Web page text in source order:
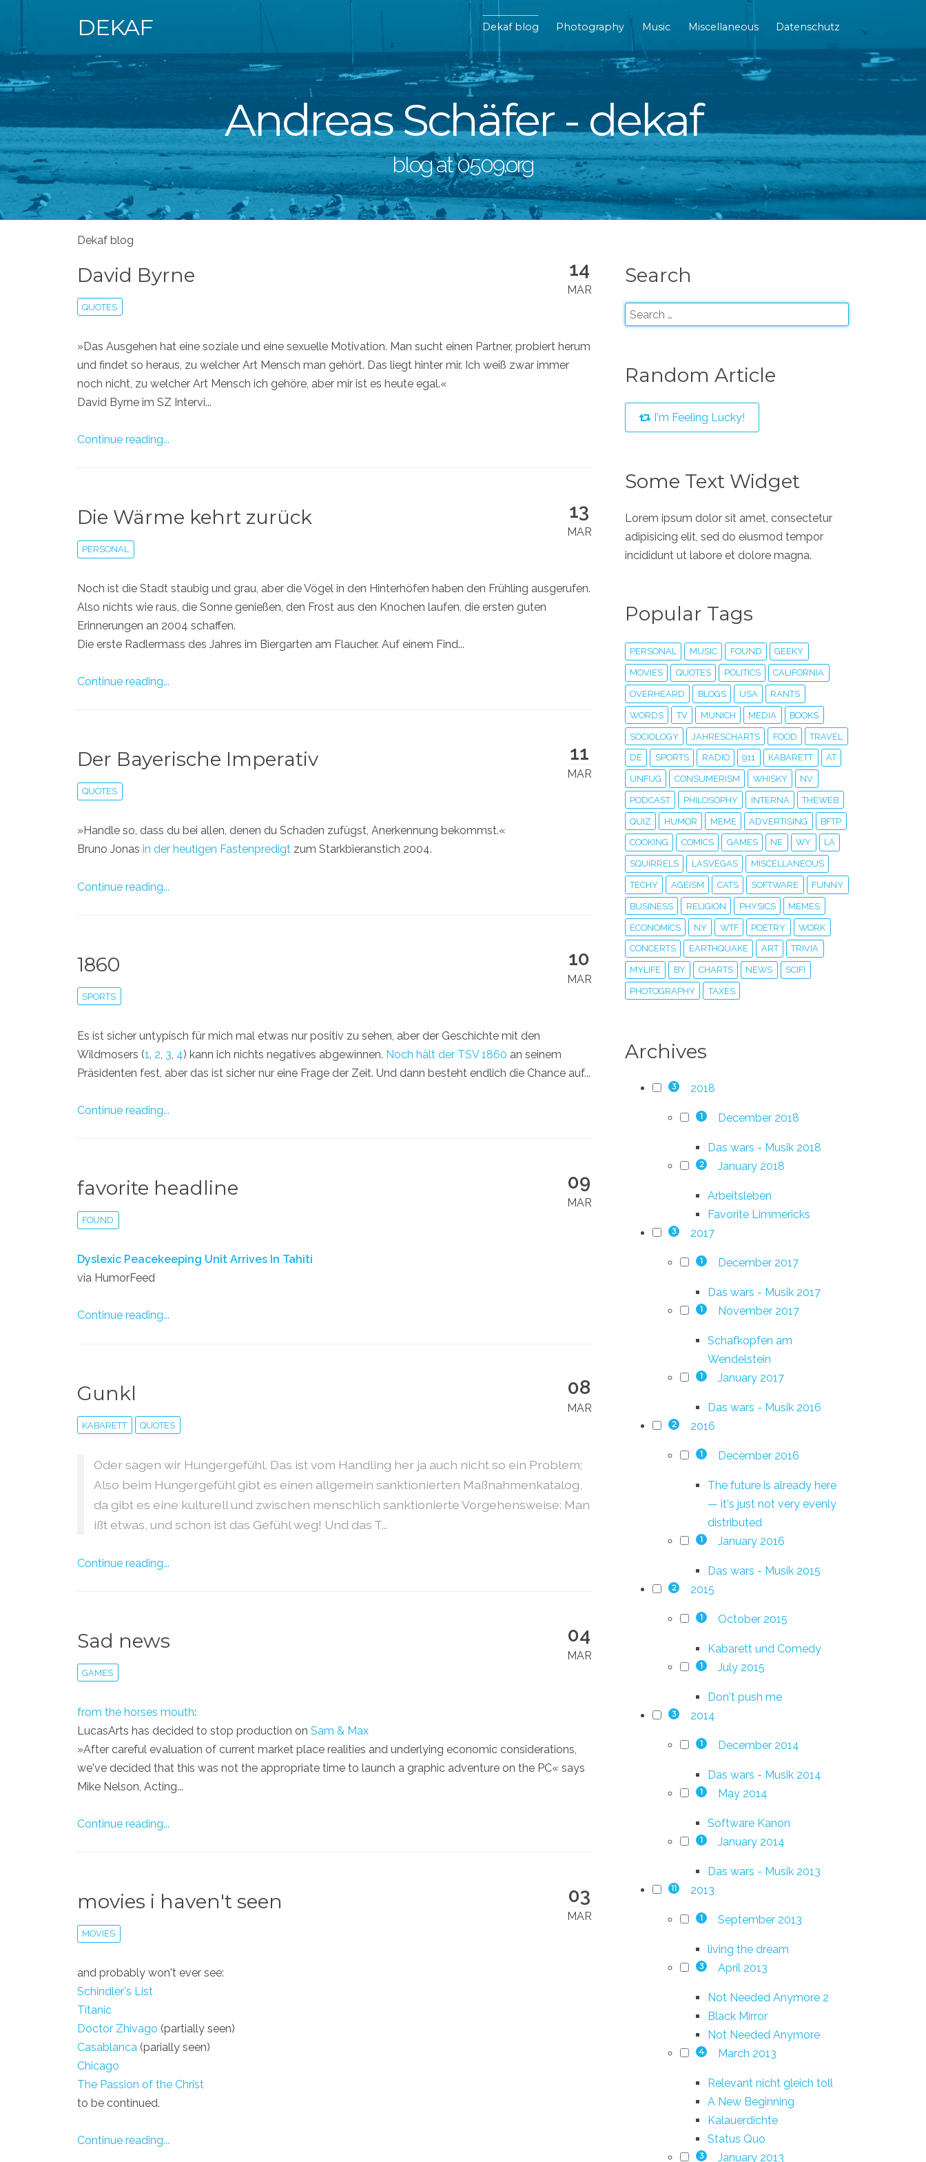
DEKAF Dekaf blog Photography Music Miscellaneous Datenschutz
Andreas Schäfer - dekaf
blog at 0509.org
Dekaf blog
14
MAR
David Byrne
QUOTES
»Das Ausgehen hat eine soziale und eine sexuelle Motivation. Man sucht einen Partner, probiert herum
und findet so heraus, zu welcher Art Mensch man gehört. Das liegt hinter mir. Ich weiß zwar immer
noch nicht, zu welcher Art Mensch ich gehöre, aber mir ist es heute egal.«
David Byrne im SZ Intervi...
Continue reading...
13
MAR
Die Wärme kehrt zurück
PERSONAL
Noch ist die Stadt staubig und grau, aber die Vögel in den Hinterhöfen haben den Frühling ausgerufen.
Also nichts wie raus, die Sonne genießen, den Frost aus den Knochen laufen, die ersten guten
Erinnerungen an 2004 schaffen.
Die erste Radlermass des Jahres im Biergarten am Flaucher. Auf einem Find...
Continue reading...
11
MAR
Der Bayerische Imperativ
QUOTES
»Handle so, dass du bei allen, denen du Schaden zufügst, Anerkennung bekommst.«
Bruno Jonas in der heutigen Fastenpredigt zum Starkbieranstich 2004.
Continue reading...
10
MAR
1860
SPORTS
Es ist sicher untypisch für mich mal etwas nur positiv zu sehen, aber der Geschichte mit den
Wildmosers (1 2 3 4) kann ich nichts negatives abgewinnen. Noch hält der TSV 1860 an seinem
Präsidenten fest, aber das ist sicher nur eine Frage der Zeit. Und dann besteht endlich die Chance auf...
Continue reading...
09
MAR
favorite headline
FOUND
Dyslexic Peacekeeping Unit Arrives In Tahiti
via HumorFeed
Continue reading...
08
MAR
Gunkl
KABARETT QUOTES
Oder sagen wir Hungergefühl. Das ist vom Handling her ja auch nicht so ein Problem;
Also beim Hungergefühl gibt es einen allgemein sanktionierten Maßnahmenkatalog,
da gibt es eine kulturell und zwischen menschlich sanktionierte Vorgehensweise: Man
ißt etwas, und schon ist das Gefühl weg! Und das T...
Continue reading...
04
MAR
Sad news
GAMES
from the horses mouth:
LucasArts has decided to stop production on Sam & Max
»After careful evaluation of current market place realities and underlying economic considerations,
we've decided that this was not the appropriate time to launch a graphic adventure on the PC« says
Mike Nelson, Acting...
Continue reading...
03
MAR
movies i haven't seen
MOVIES
and probably won't ever see:
Schindler's List
Titanic
Doctor Zhivago (partially seen)
Casablanca (parially seen)
Chicago
The Passion of the Christ
to be continued.
Continue reading...
Search
Random Article
I'm Feeling Lucky!
Some Text Widget
Lorem ipsum dolor sit amet, consectetur
adipisicing elit, sed do eiusmod tempor
incididunt ut labore et dolore magna.
Popular Tags
PERSONAL MUSIC FOUND GEEKY
MOVIES QUOTES POLITICS CALIFORNIA
OVERHEARD BLOGS USA RANTS
WORDS TV MUNICH MEDIA BOOKS
SOCIOLOGY JAHRESCHARTS FOOD TRAVEL
DE SPORTS RADIO 911 KABARETT AT
UNFUG CONSUMERISM WHISKY NV
PODCAST PHILOSOPHY INTERNA THEWEB
QUIZ HUMOR MEME ADVERTISING BFTP
COOKING COMICS GAMES NE WY LA
SQUIRRELS LASVEGAS MISCELLANEOUS
TECHY AGEISM CATS SOFTWARE FUNNY
BUSINESS RELIGION PHYSICS MEMES
ECONOMICS NY WTF POETRY WORK
CONCERTS EARTHQUAKE ART TRIVIA
MYLIFE BY CHARTS NEWS SCIFI
PHOTOGRAPHY TAXES
Archives
3 2018
1 December 2018
Das wars - Musik 2018
2 January 2018
Arbeitsleben
Favorite Limmericks
3 2017
1 December 2017
Das wars - Musik 2017
1 November 2017
Schafkopfen am
Wendelstein
1 January 2017
Das wars - Musik 2016
2 2016
1 December 2016
The future is already here
— it's just not very evenly
distributed
1 January 2016
Das wars - Musik 2015
2 2015
1 October 2015
Kabarett und Comedy
1 July 2015
Don't push me
3 2014
1 December 2014
Das wars - Musik 2014
1 May 2014
Software Kanon
1 January 2014
Das wars - Musik 2013
11 2013
1 September 2013
living the dream
3 April 2013
Not Needed Anymore 2
Black Mirror
Not Needed Anymore
4 March 2013
Relevant nicht gleich toll
A New Beginning
Kalauerdichte
Status Quo
3 January 2013